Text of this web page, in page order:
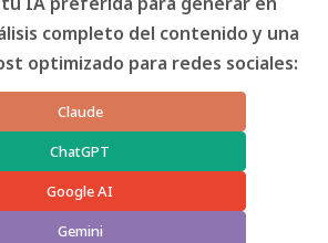
completo del contenido y una
optimizado para redes sociales:
Claude
ChatGPT
Google AI
Gemini